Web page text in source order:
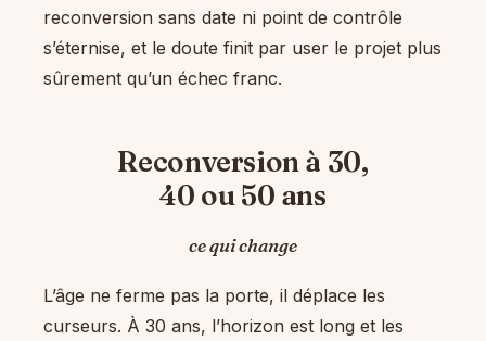
reconversion sans date ni point de contrôle
s’éternise, et le doute finit par user le projet plus
sûrement qu’un échec franc.
Reconversion à 30,
40 ou 50 ans
ce qui change
L’âge ne ferme pas la porte, il déplace les
curseurs. À 30 ans, l’horizon est long et les